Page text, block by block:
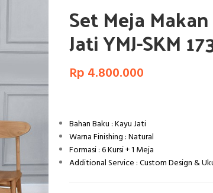
Set Meja
Jati YMJ-SKM
Rp 4.800.000
Bahan Baku : Kayu Jati
Warna Finishing : Natural
Formasi : 6 Kursi + 1 Meja
Additional Service : Custom Design &